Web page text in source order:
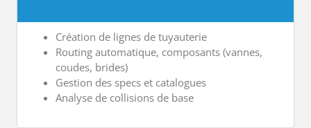
Création de lignes de tuyauterie
Routing automatique, composants (vannes,
coudes, brides)
Gestion des specs et catalogues
Analyse de collisions de base